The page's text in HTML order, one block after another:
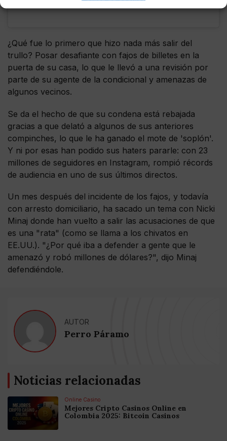
¿Qué fue lo primero que hizo nada más salir del
trullo? Posar desafiante con fajos de billetes en la
puerta de su casa, lo que le llevó a una revisión por
parte de su agente de la condicional y amenazas de
algunos vecinos.
Se da el hecho de que su condena está rebajada
gracias a que delató a algunos de sus anteriores
compinches, lo que le ha ganado el mote de 'soplón'.
Y ni por esas han podido sus haters pararle: con 23
millones de seguidores en Instagram, rompió récords
de audiencia en uno de sus últimos directos.
Un mes después del incidente de los fajos, y todavía
con arresto domiciliario, ha sacado un tema con Nicki
Minaj donde han vuelto a salir las acusaciones de que
es una "rata" (como se llama a los chivatos en
EE.UU.). "¿Por qué iba a defender a gente que le
amenazó y robó millones de dólares?", dijo Minaj
defendiéndole.
AUTOR
Perro Páramo
Noticias relacionadas
Online Casino
Mejores Cripto Casinos Online en
Colombia 2025: Bitcoin Casinos